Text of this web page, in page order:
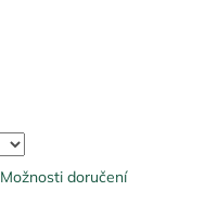
Možnosti doručení